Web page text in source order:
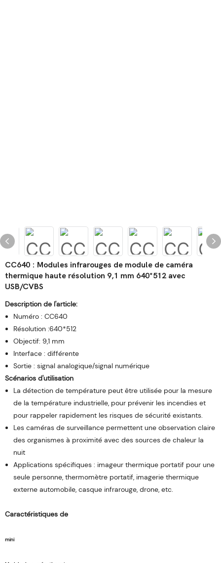
CC640 : Modules infrarouges de module de caméra
thermique haute résolution 9,1 mm 640*512 avec
USB/CVBS
Description de l'article:
Numéro : CC640
Résolution :640*512
Objectif: 9,1 mm
Interface : différente
Sortie : signal analogique/signal numérique
Scénarios d'utilisation
La détection de température peut être utilisée pour la mesure
de la température industrielle, pour prévenir les incendies et
pour rappeler rapidement les risques de sécurité existants.
Les caméras de surveillance permettent une observation claire
des organismes à proximité avec des sources de chaleur la
nuit
Applications spécifiques : imageur thermique portatif pour une
seule personne, thermomètre portatif, imagerie thermique
externe automobile, casque infrarouge, drone, etc.